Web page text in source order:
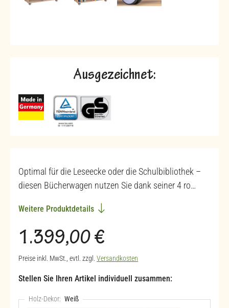
Ausgezeichnet:
Optimal für die Leseecke oder die Schulbibliothek –
diesen Bücherwagen nutzen Sie dank seiner 4 ro…
Weitere Produktdetails
Regulärer Preis:
1.399,00 €
Preise inkl. MwSt., evtl. zzgl. Versandkosten
Stellen Sie Ihren Artikel individuell zusammen:
Holz-Dekor: Weiß